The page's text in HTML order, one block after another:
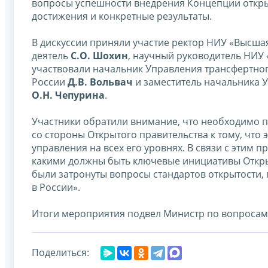
вопросы успешности внедрения Концепции
достижения и конкретные результаты.
В дискуссии приняли участие ректор НИУ
деятель С.О. Шохин, научный руководитель
участвовали начальник Управления
России Д.В. Вольвач и заместитель
О.Н. Чепурина.
Участники обратили внимание, что необходимо
со стороны Открытого правительства к тому, что
управления на всех его уровнях. В связи с этим
какими должны быть ключевые инициативы
были затронуты вопросы стандартов
в России».
Итоги мероприятия подвел Министр по
Поделиться: